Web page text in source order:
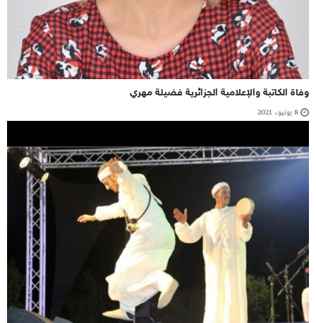
وفاة الكاتبة والإعلامية الجزائرية فضيلة مهري‎
8 يونيو، 2021